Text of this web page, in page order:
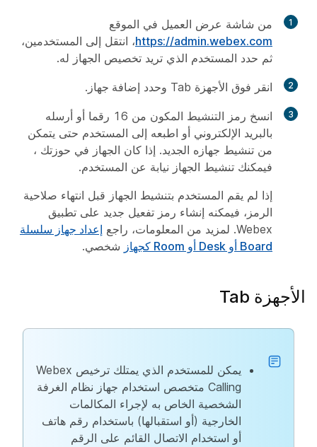
1
من شاشة عرض العميل في الموقع
https://admin.webex.com، انتقل إلى المستخدمين،
ثم حدد المستخدم الذي تريد تخصيص الجهاز له.
2 انقر فوق الأجهزة إضافة جهاز .
3
انسخ رمز التنشيط المكون من 16 رقما أو أرسله
بالبريد الإلكتروني أو اطبعه إلى المستخدم حتى يتمكن
من تنشيط جهازه الجديد. إذا كان الجهاز في حوزتك ،
فيمكنك تنشيط الجهاز نيابة عن المستخدم.
إذا لم يقم المستخدم بتنشيط الجهاز قبل انتهاء صلاحية
الرمز، فيمكنه إنشاء رمز تفعيل جديد على تطبيق
Webex. لمزيد من المعلومات، راجع
إعداد جهاز سلسلة
Board أو Desk أو Room كجهاز
شخصي.
الأجهزة Tab
يمكن للمستخدم الذي يمتلك ترخيص Webex
Calling متخصص استخدام جهاز نظام الغرفة
الشخصية الخاص به لإجراء المكالمات
الخارجية (أو استقبالها) باستخدام رقم هاتف
أو استخدام الاتصال القائم على الرقم